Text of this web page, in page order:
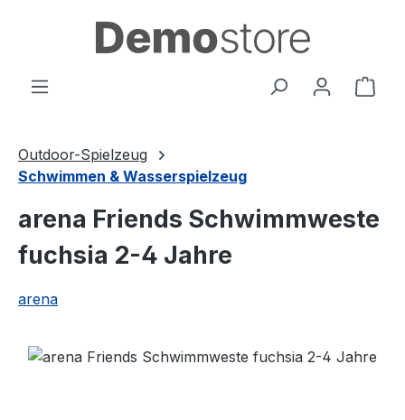
Zum Hauptinhalt springen
Outdoor-Spielzeug
Schwimmen & Wasserspielzeug
arena Friends Schwimmweste
fuchsia 2-4 Jahre
arena
Bildergalerie überspringen